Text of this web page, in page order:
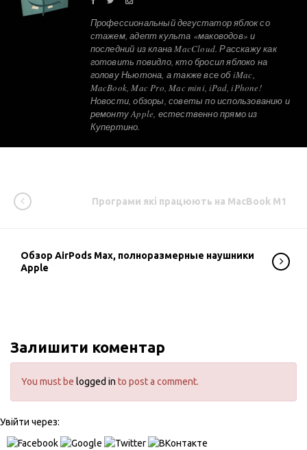
Профессиональный дегустатор яблок со
стажем, адепт культа «маководов» и
последний из клана MacCloud. Расскажу как
готовить повидло, кто бросил яблоко на
голову Ньютона, а также все об iMac,
MacBook, Mac Pro, Mac mini, iPad, iPhone!
Новости, обзоры, советы по использованию и
ремонту Apple, естественно прямо из
Купертино.
Програми які працюють на MacBook M1
Обзор AirPods Max, полноразмерные наушники
Apple
Залишити коментар
You must be logged in to post a comment.
Увійти через: